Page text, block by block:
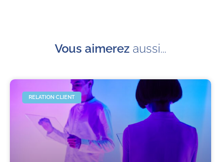
Vous aimerez aussi...
RELATION CLIENT